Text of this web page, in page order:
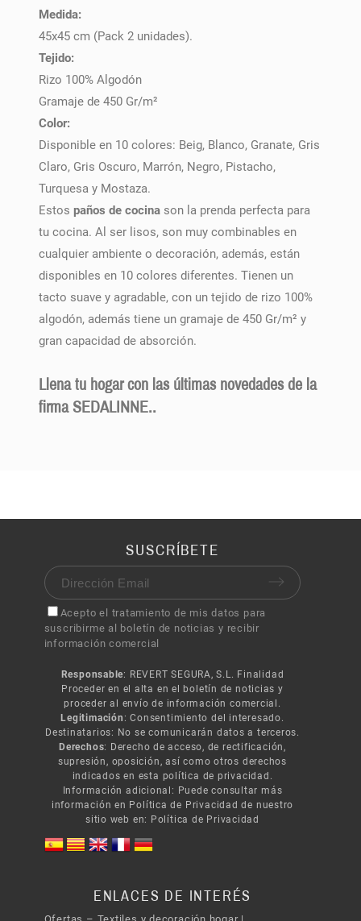
Medida:
45x45 cm (Pack 2 unidades).
Tejido:
Rizo 100% Algodón
Gramaje de 450 Gr/m²
Color:
Disponible en 10 colores: Beig, Blanco, Granate, Gris
Claro, Gris Oscuro, Marrón, Negro, Pistacho,
Turquesa y Mostaza.
Estos paños de cocina son la prenda perfecta para
tu cocina. Al ser lisos, son muy combinables en
cualquier ambiente o decoración, además, están
disponibles en 10 colores diferentes. Tienen un
tacto suave y agradable, con un tejido de rizo 100%
algodón, además tiene un gramaje de 450 Gr/m² y
gran capacidad de absorción.
Llena tu hogar con las últimas novedades de la
firma SEDALINNE..
PULSE AQUÍ PARA DEJAR SU OPINIÓN
SUSCRÍBETE
Acepto el tratamiento de mis datos para
suscribirme al boletín de noticias y recibir
información comercial
Responsable: REVERT SEGURA, S.L. Finalidad
Proceder en el alta en el boletín de noticias y
proceder al envío de información comercial.
Legitimación : Consentimiento del interesado.
Destinatarios: No se comunicarán datos a terceros.
Derechos: Derecho de acceso, de rectificación,
supresión, oposición, así como otros derechos
indicados en esta política de privacidad.
Información adicional: Puede consultar más
información en Política de Privacidad de nuestro
sitio web en: Política de Privacidad
ENLACES DE INTERÉS